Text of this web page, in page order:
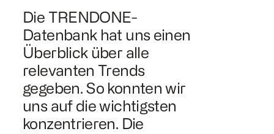
Die TRENDONE-
Datenbank hat uns einen
Überblick über alle
relevanten Trends
gegeben. So konnten wir
uns auf die wichtigsten
konzentrieren. Die